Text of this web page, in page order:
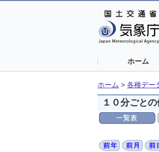
ホーム
ホーム > 各種デー
１０分ごと